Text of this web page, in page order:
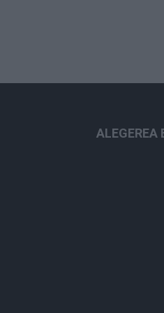
ALEGEREA